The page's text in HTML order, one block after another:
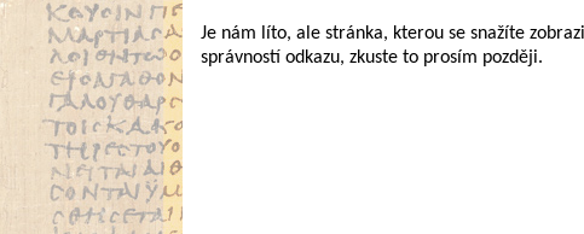
Je nám líto, ale stránka, kterou se snažíte
správností odkazu, zkuste to prosím později.